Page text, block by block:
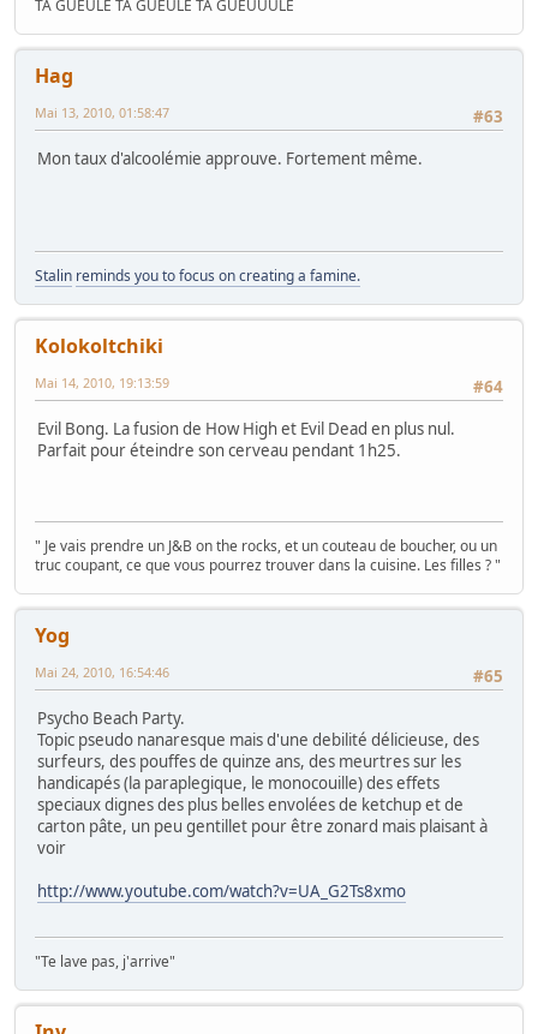
TA GUEULE TA GUEULE TA GUEUUULE
Hag
#63
Mai 13, 2010, 01:58:47
Mon taux d'alcoolémie approuve. Fortement même.
Stalin reminds you to focus on creating a famine.
Kolokoltchiki
#64
Mai 14, 2010, 19:13:59
Evil Bong. La fusion de How High et Evil Dead en plus nul.
Parfait pour éteindre son cerveau pendant 1h25.
" Je vais prendre un J&B on the rocks, et un couteau de boucher, ou un
truc coupant, ce que vous pourrez trouver dans la cuisine. Les filles ? "
Yog
#65
Mai 24, 2010, 16:54:46
Psycho Beach Party.
Topic pseudo nanaresque mais d'une debilité délicieuse, des
surfeurs, des pouffes de quinze ans, des meurtres sur les
handicapés (la paraplegique, le monocouille) des effets
speciaux dignes des plus belles envolées de ketchup et de
carton pâte, un peu gentillet pour être zonard mais plaisant à
voir
http://www.youtube.com/watch?v=UA_G2Ts8xmo
"Te lave pas, j'arrive"